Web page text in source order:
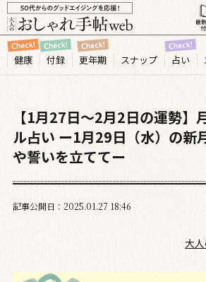
健康 付録 更年期 スナップ 占い
【1月27日～2月2日の運勢】
ル占い ー1月29日（水）の新
や誓いを立ててー
記事公開日 2025.01 27 18:46
大